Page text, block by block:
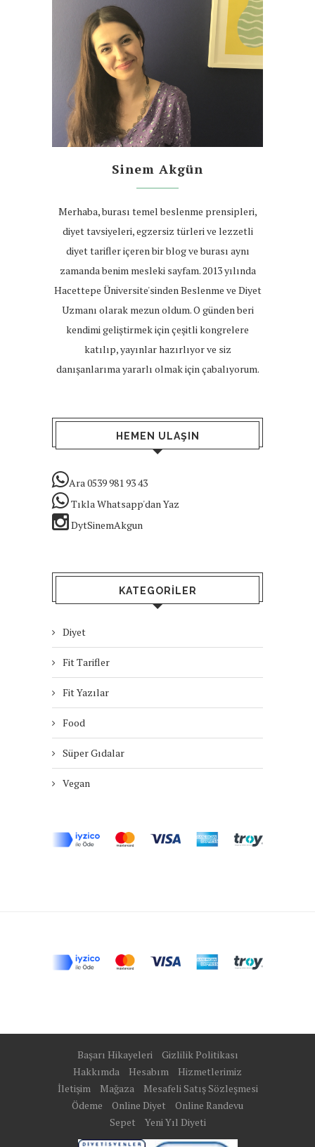
Sinem Akgün
Merhaba, burası temel beslenme prensipleri,
diyet tavsiyeleri, egzersiz türleri ve lezzetli
diyet tarifler içeren bir blog ve burası aynı
zamanda benim mesleki sayfam. 2013 yılında
Hacettepe Üniversite'sinden Beslenme ve Diyet
Uzmanı olarak mezun oldum. O günden beri
kendimi geliştirmek için çeşitli kongrelere
katılıp, yayınlar hazırlıyor ve siz
danışanlarıma yararlı olmak için çabalıyorum.
HEMEN ULAŞIN
Ara 0539 981 93 43
Tıkla Whatsapp'dan Yaz
DytSinemAkgun
KATEGORILER
Diyet
Fit Tarifler
Fit Yazılar
Food
Süper Gıdalar
Vegan
Başarı Hikayeleri
Gizlilik Politikası
Hakkımda
Hesabım
Hizmetlerimiz
İletişim
Mağaza
Mesafeli Satış Sözleşmesi
Ödeme
Online Diyet
Online Randevu
Sepet
Yeni Yıl Diyeti